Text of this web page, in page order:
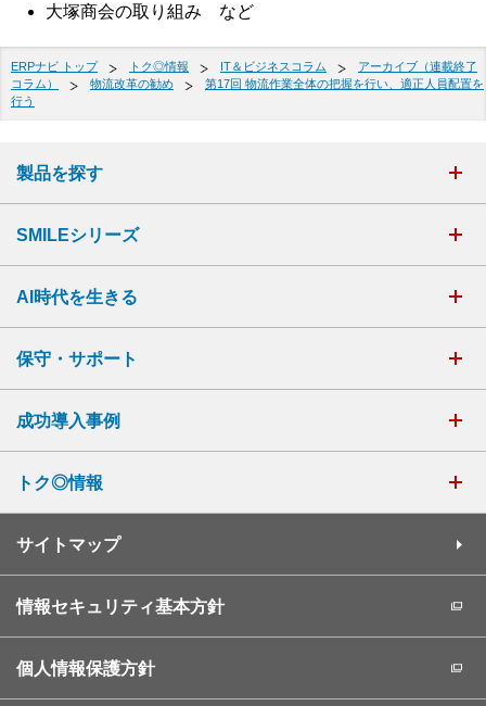
大塚商会の取り組み など
ERPナビ トップ トク◎情報 IT＆ビジネスコラム
アーカイブ（連載終了
コラム）
物流改革の勧め
第17回 物流作業全体の把握を行い、適正人員配置を
行う
製品を探す
SMILEシリーズ
AI時代を生きる
保守・サポート
成功導入事例
トク◎情報
サイトマップ
情報セキュリティ基本方針
個人情報保護方針